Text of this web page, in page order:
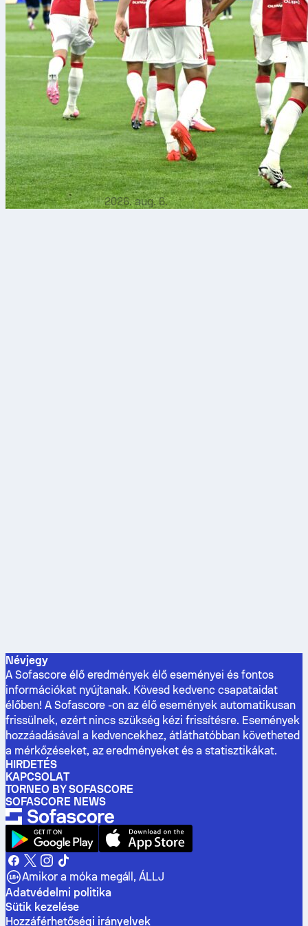
2026. aug. 6.
Névjegy
A Sofascore élő eredmények élő eseményei és fontos
információkat nyújtanak. Kövesd kedvenc csapataidat
élőben! A Sofascore -on az élő események automatikusan
frissülnek, ezért nincs szükség kézi frissítésre. Események
hozzáadásával a kedvencekhez, átláthatóbban követheted
a mérkőzéseket, az eredményeket és a statisztikákat.
HIRDETÉS
KAPCSOLAT
TORNEO BY SOFASCORE
SOFASCORE NEWS
Amikor a móka megáll, ÁLLJ
Adatvédelmi politika
Sütik kezelése
Hozzáférhetőségi irányelvek